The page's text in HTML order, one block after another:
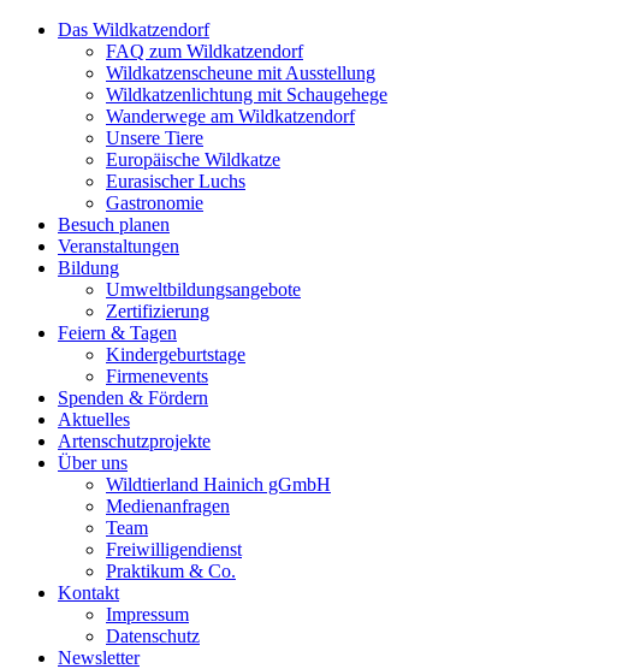
Das Wildkatzendorf
FAQ zum Wildkatzendorf
Wildkatzenscheune mit Ausstellung
Wildkatzenlichtung mit Schaugehege
Wanderwege am Wildkatzendorf
Unsere Tiere
Europäische Wildkatze
Eurasischer Luchs
Gastronomie
Besuch planen
Veranstaltungen
Bildung
Umweltbildungsangebote
Zertifizierung
Feiern & Tagen
Kindergeburtstage
Firmenevents
Spenden & Fördern
Aktuelles
Artenschutzprojekte
Über uns
Wildtierland Hainich gGmbH
Medienanfragen
Team
Freiwilligendienst
Praktikum & Co.
Kontakt
Impressum
Datenschutz
Newsletter